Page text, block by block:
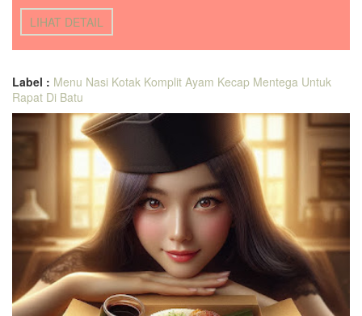
LIHAT DETAIL
Label : Menu Nasi Kotak Komplit Ayam Kecap Mentega Untuk
Rapat Di Batu